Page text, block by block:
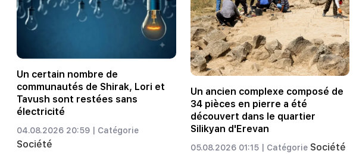
Un certain nombre de
communautés de Shirak, Lori et
Tavush sont restées sans
électricité
04.08.2026 20:59 | Catégorie
Société
Un ancien complexe composé de
34 pièces en pierre a été
découvert dans le quartier
Silikyan d'Erevan
05.08.2026 01:15 | Catégorie Société